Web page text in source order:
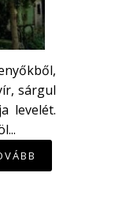
sárgul
levelét.